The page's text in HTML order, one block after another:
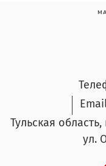
Тульская
ул.